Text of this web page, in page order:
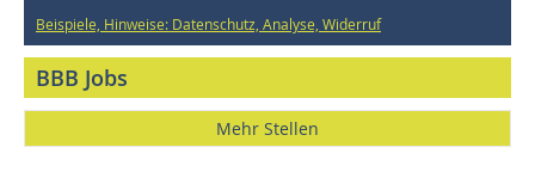
Beispiele, Hinweise: Datenschutz, Analyse, Widerruf
BBB Jobs
Mehr Stellen